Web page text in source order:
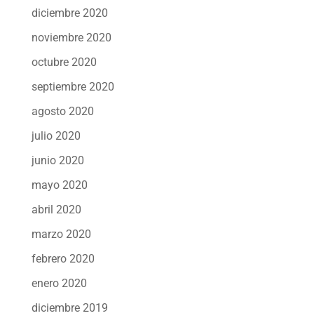
diciembre 2020
noviembre 2020
octubre 2020
septiembre 2020
agosto 2020
julio 2020
junio 2020
mayo 2020
abril 2020
marzo 2020
febrero 2020
enero 2020
diciembre 2019